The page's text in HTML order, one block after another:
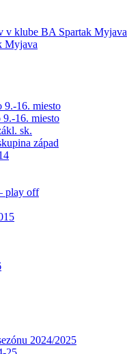
v klube BA Spartak Myjava
Myjava
9.-16. miesto
16. miesto
sk.
západ
play off
2024/2025